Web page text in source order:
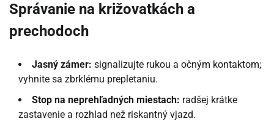
Správanie na križovatkách a
prechodoch
Jasný zámer: signalizujte rukou a očným kontaktom;
vyhnite sa zbrklému prepletaniu.
Stop na neprehľadných miestach: radšej krátke
zastavenie a rozhlad než riskantný vjazd.